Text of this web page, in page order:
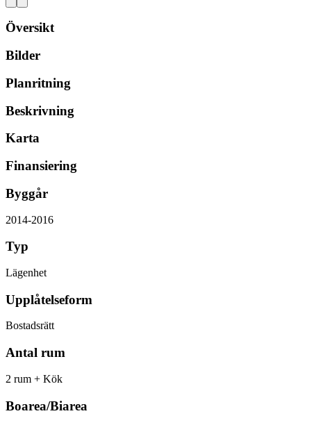
Översikt
Bilder
Planritning
Beskrivning
Karta
Finansiering
Byggår
2014-2016
Typ
Lägenhet
Upplåtelseform
Bostadsrätt
Antal rum
2 rum + Kök
Boarea/Biarea